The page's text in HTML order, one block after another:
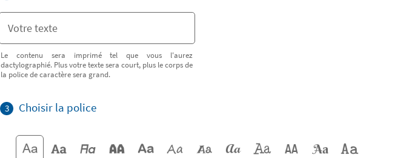
Le contenu sera imprimé tel que vous l'aurez
dactylographié. Plus votre texte sera court, plus le corps de
la police de caractère sera grand.
3 Choisir la police